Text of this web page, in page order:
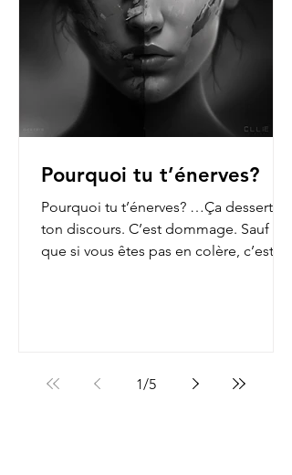
Pourquoi tu t’énerves?
Pourquoi tu t’énerves? …Ça dessert
ton discours. C’est dommage. Sauf
que si vous êtes pas en colère, c’est
1/5